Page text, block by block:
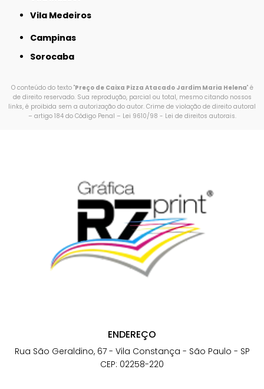
Vila Medeiros
Campinas
Sorocaba
O conteúdo do texto "Preço de Caixa Pizza Atacado Jardim Maria Helena" é
de direito reservado. Sua reprodução, parcial ou total, mesmo citando nossos
links, é proibida sem a autorização do autor. Crime de violação de direito autoral
– artigo 184 do Código Penal – Lei 9610/98 - Lei de direitos autorais.
ENDEREÇO
Rua São Geraldino, 67 - Vila Constança - São Paulo - SP
CEP: 02258-220